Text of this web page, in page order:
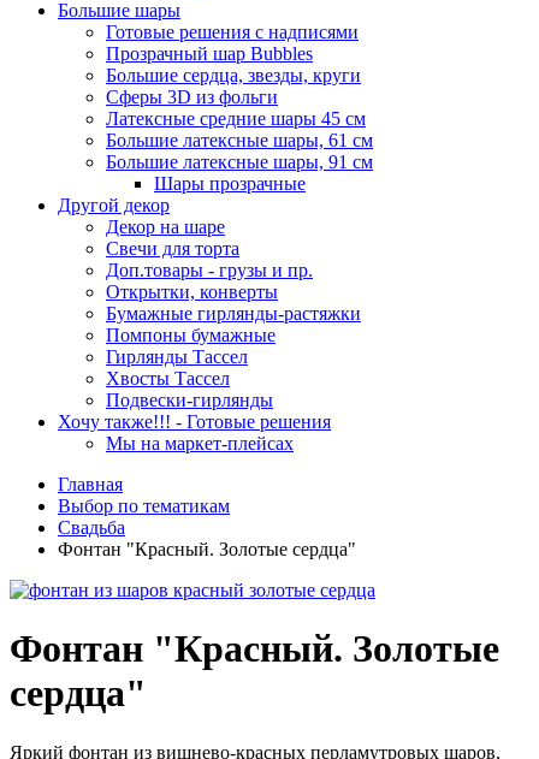
Большие шары
Готовые решения с надписями
Прозрачный шар Bubbles
Большие сердца, звезды, круги
Сферы 3D из фольги
Латексные средние шары 45 см
Большие латексные шары, 61 см
Большие латексные шары, 91 см
Шары прозрачные
Другой декор
Декор на шаре
Свечи для торта
Доп.товары - грузы и пр.
Открытки, конверты
Бумажные гирлянды-растяжки
Помпоны бумажные
Гирлянды Тассел
Хвосты Тассел
Подвески-гирлянды
Хочу также!!! - Готовые решения
Мы на маркет-плейсах
Главная
Выбор по тематикам
Свадьба
Фонтан "Красный. Золотые сердца"
Фонтан "Красный. Золотые
сердца"
Яркий фонтан из вишнево-красных перламутровых шаров,